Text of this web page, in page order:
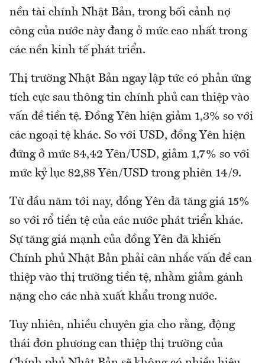
nền tài chính Nhật Bản, trong bối cảnh nợ
công của nước này đang ở mức cao nhất trong
các nền kinh tế phát triển.
Thị trường Nhật Bản ngay lập tức có phản ứng
tích cực sau thông tin chính phủ can thiệp vào
vấn đề tiền tệ. Đồng Yên hiện giảm 1,3% so với
các ngoại tệ khác. So với USD, đồng Yên hiện
đứng ở mức 84,42 Yên/USD, giảm 1,7% so với
mức kỷ lục 82,88 Yên/USD trong phiên 14/9.
Từ đầu năm tới nay, đồng Yên đã tăng giá 15%
so với rổ tiền tệ của các nước phát triển khác.
Sự tăng giá mạnh của đồng Yên đã khiến
Chính phủ Nhật Bản phải cân nhắc vấn đề can
thiệp vào thị trường tiền tệ, nhằm giảm gánh
nặng cho các nhà xuất khẩu trong nước.
Tuy nhiên, nhiều chuyên gia cho rằng, động
thái đơn phương can thiệp thị trường của